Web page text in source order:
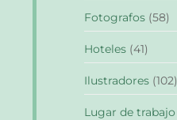
Fotografos (58)
Hoteles (41)
Ilustradores (102)
Lugar de trabajo